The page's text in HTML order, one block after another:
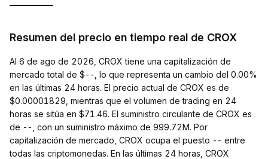
Resumen del precio en tiempo real de CROX
Al 6 de ago de 2026, CROX tiene una capitalización de
mercado total de $--, lo que representa un cambio del 0.00%
en las últimas 24 horas. El precio actual de CROX es de
$0.00001829, mientras que el volumen de trading en 24
horas se sitúa en $71.46. El suministro circulante de CROX es
de --, con un suministro máximo de 999.72M. Por
capitalización de mercado, CROX ocupa el puesto -- entre
todas las criptomonedas. En las últimas 24 horas, CROX